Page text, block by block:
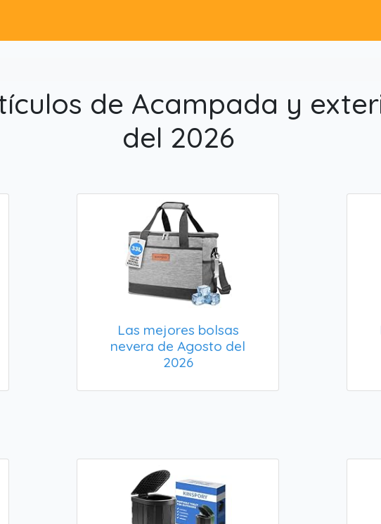
de Acampada y
del 2026
Las mejores bolsas
nevera de Agosto del
2026